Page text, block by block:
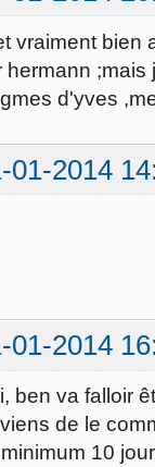
vraiment bien
hermann
d'yves
01-2014
01-2014
ben va falloir
de le
10